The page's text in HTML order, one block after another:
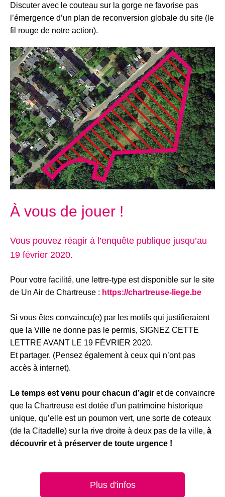
Discuter avec le couteau sur la gorge ne favorise pas
l’émergence d’un plan de reconversion globale du site (le
fil rouge de notre action).
À vous de jouer !
Vous pouvez réagir à l’enquête publique jusqu’au
19 février 2020.
Pour votre facilité, une lettre-type est disponible sur le site
de Un Air de Chartreuse : https://chartreuse-liege.be
Si vous êtes convaincu(e) par les motifs qui justifieraient
que la Ville ne donne pas le permis, SIGNEZ CETTE
LETTRE AVANT LE 19 FÉVRIER 2020.
Et partager. (Pensez également à ceux qui n’ont pas
accès à internet).
Le temps est venu pour chacun d’agir et de convaincre
que la Chartreuse est dotée d’un patrimoine historique
unique, qu’elle est un poumon vert, une sorte de coteaux
(de la Citadelle) sur la rive droite à deux pas de la ville, à
découvrir et à préserver de toute urgence !
Plus d'infos